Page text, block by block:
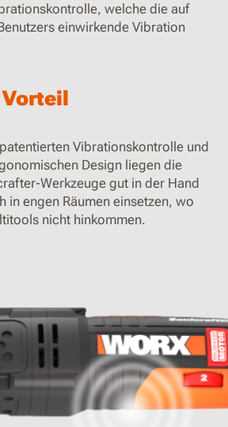
welche die auf
einwirkende Vibration
Vibrationskontrolle und
Design liegen die
Werkzeuge gut in der Hand
in engen Räumen einsetzen, wo
nicht hinkommen.